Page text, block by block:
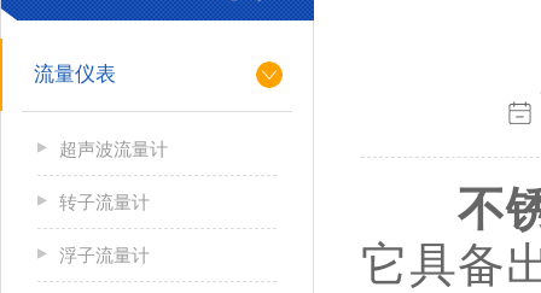
流量仪表
超声波流量计
转子流量计
浮子流量计
不
它具备